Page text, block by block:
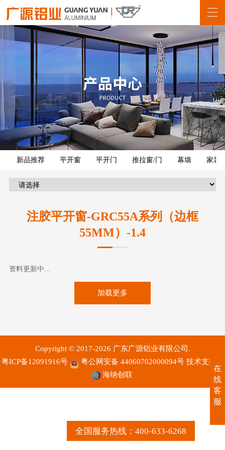
全国服务热线：400-633-6268
新品推荐 平开窗 平开门 推拉窗/门 幕墙 家装
注胶平开窗-GRC55A系列（边框
55MM）-1.4
资料更新中...
加载更多
Copyright © 2017-2026 广东广源铝业有限公司.
粤ICP备12091916号
粤公网安备 44060702000094号 技术支持：
海纳创联
在
线
客
服